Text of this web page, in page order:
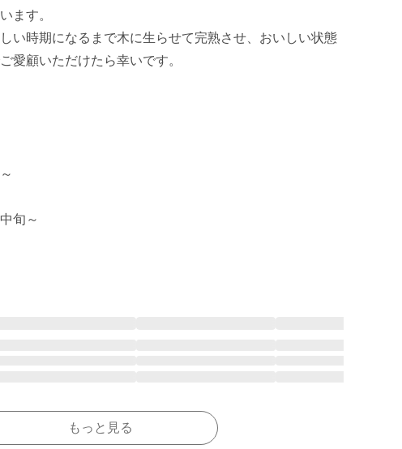
ます。
い時期になるまで木に生らせて完熟させ、おいしい状態
愛顧いただけたら幸いです。
旬～
もっと見る